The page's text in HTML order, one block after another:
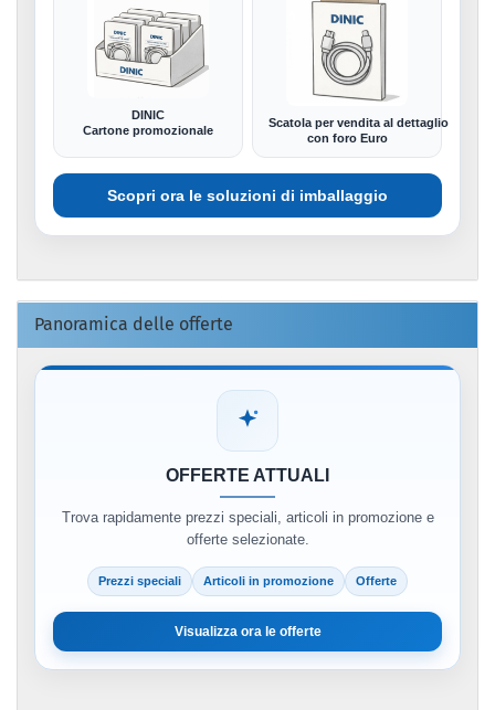
DINIC
Cartone promozionale
Scatola per vendita al dettaglio
con foro Euro
Scopri ora le soluzioni di imballaggio
Panoramica delle offerte
OFFERTE ATTUALI
Trova rapidamente prezzi speciali, articoli in promozione e
offerte selezionate.
Prezzi speciali Articoli in promozione Offerte
Visualizza ora le offerte